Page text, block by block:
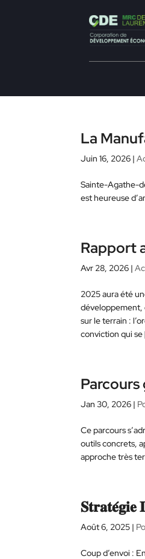
La
Juin 16, 2026 |
Sainte-Agathe-
est heureuse
Rapport
Avr 28, 2026 |
2025 aura été
développement,
sur le terrain :
conviction qui
Parcours
Jan 30, 2026 |
Ce parcours
outils concrets,
approche très
𝐒𝐭𝐫𝐚𝐭𝐞́𝐠𝐢𝐞
Août 6, 2025 |
Coup d’envoi :